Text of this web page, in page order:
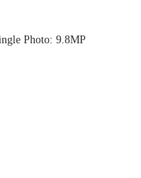
Photo: 9.8MP